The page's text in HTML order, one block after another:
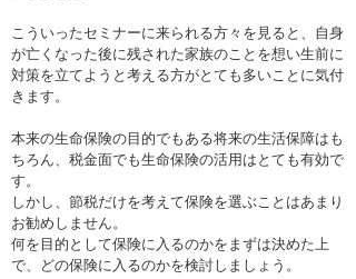
こういったセミナーに来られる方々を見ると、自身
が亡くなった後に残された家族のことを想い生前に
対策を立てようと考える方がとても多いことに気付
きます。
本来の生命保険の目的でもある将来の生活保障はも
ちろん、税金面でも生命保険の活用はとても有効で
す。
しかし、節税だけを考えて保険を選ぶことはあまり
お勧めしません。
何を目的として保険に入るのかをまずは決めた上
で、どの保険に入るのかを検討しましょう。